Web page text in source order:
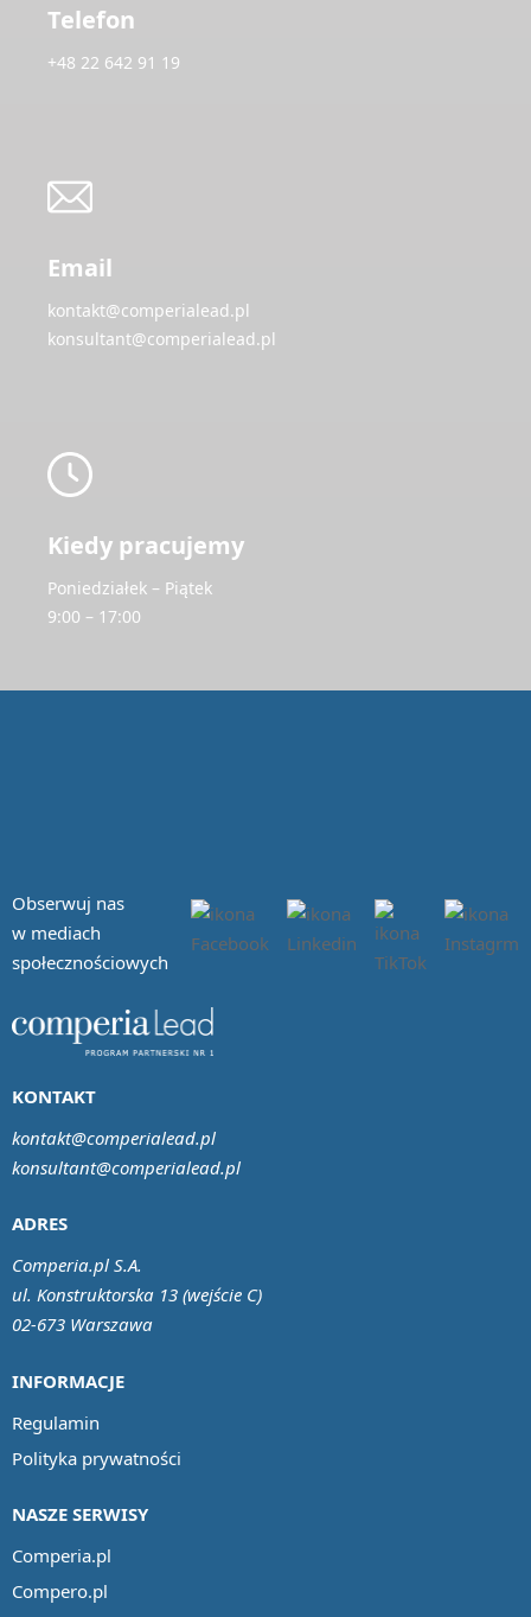
Telefon
+48 22 642 91 19
Email
kontakt@comperialead.pl
konsultant@comperialead.pl
Kiedy pracujemy
Poniedziałek – Piątek
9:00 – 17:00
Obserwuj nas
w mediach
społecznościowych
INFORMACJE
Regulamin
Polityka prywatności
NASZE SERWISY
Comperia.pl
Compero.pl
ADRES
Comperia.pl S.A.
ul. Konstruktorska 13 (wejście C)
02-673 Warszawa
KONTAKT
kontakt@comperialead.pl
konsultant@comperialead.pl